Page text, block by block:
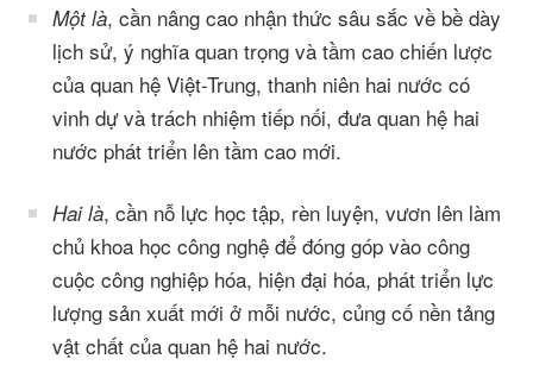
Một là, cần nâng cao nhận thức sâu sắc về bề dày
lịch sử, ý nghĩa quan trọng và tầm cao chiến lược
của quan hệ Việt-Trung, thanh niên hai nước có
vinh dự và trách nhiệm tiếp nối, đưa quan hệ hai
nước phát triển lên tầm cao mới.
Hai là, cần nỗ lực học tập, rèn luyện, vươn lên làm
chủ khoa học công nghệ để đóng góp vào công
cuộc công nghiệp hóa, hiện đại hóa, phát triển lực
lượng sản xuất mới ở mỗi nước, củng cố nền tảng
vật chất của quan hệ hai nước.